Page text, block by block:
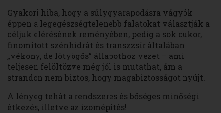
Gyakori hiba, hogy a súlygyarapodásra vágyók
éppen a legegészségtelenebb falatokat választják a
céljuk elérésének reményében, pedig a sok cukor,
finomított szénhidrát és transzzsír általában
„vékony, de lötyögős” állapothoz vezet – ami
teljesen felöltözve még jól is mutathat, ám a
strandon nem biztos, hogy magabiztosságot nyújt.
A lényeg tehát a rendszeres és bőséges minőségi
étkezés, illetve az izomépítés!